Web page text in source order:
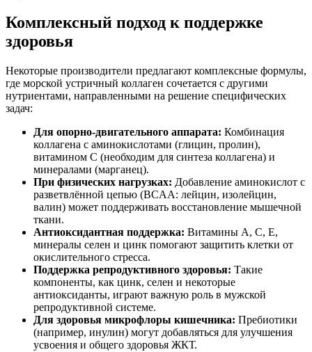
Комплексный подход к поддержке
здоровья
Некоторые производители предлагают комплексные формулы,
где морской устричный коллаген сочетается с другими
нутриентами, направленными на решение специфических
задач:
Для опорно-двигательного аппарата: Комбинация
коллагена с аминокислотами (глицин, пролин),
витамином C (необходим для синтеза коллагена) и
минералами (марганец).
При физических нагрузках: Добавление аминокислот с
разветвлённой цепью (BCAA: лейцин, изолейцин,
валин) может поддерживать восстановление мышечной
ткани.
Антиоксидантная поддержка: Витамины A, C, E,
минералы селен и цинк помогают защитить клетки от
окислительного стресса.
Поддержка репродуктивного здоровья: Такие
компоненты, как цинк, селен и некоторые
антиоксиданты, играют важную роль в мужской
репродуктивной системе.
Для здоровья микрофлоры кишечника: Пребиотики
(например, инулин) могут добавляться для улучшения
усвоения и общего здоровья ЖКТ.